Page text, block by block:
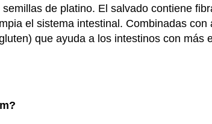
de platino. El salvado contiene
el sistema intestinal. Combinadas con
que ayuda a los intestinos con más